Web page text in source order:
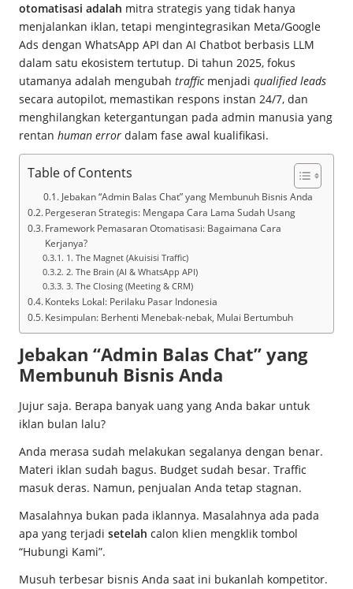
otomatisasi adalah mitra strategis yang tidak hanya
menjalankan iklan, tetapi mengintegrasikan Meta/Google
Ads dengan WhatsApp API dan AI Chatbot berbasis LLM
dalam satu ekosistem tertutup. Di tahun 2025, fokus
utamanya adalah mengubah trafficmenjadi qualified leads
secara autopilot, memastikan respons instan 24/7, dan
menghilangkan ketergantungan pada admin manusia yang
rentan human error dalam fase awal kualifikasi.
Table of Contents
Jebakan “Admin Balas Chat” yang Membunuh Bisnis Anda
Pergeseran Strategis: Mengapa Cara Lama Sudah Usang
Framework Pemasaran Otomatisasi: Bagaimana Cara
Kerjanya?
1. The Magnet (Akuisisi Traffic)
2. The Brain (AI & WhatsApp API)
3. The Closing (Meeting & CRM)
Konteks Lokal: Perilaku Pasar Indonesia
Kesimpulan: Berhenti Menebak-nebak, Mulai Bertumbuh
Jebakan “Admin Balas Chat” yang
Membunuh Bisnis Anda
Jujur saja. Berapa banyak uang yang Anda bakar untuk
iklan bulan lalu?
Anda merasa sudah melakukan segalanya dengan benar.
Materi iklan sudah bagus. Budget sudah besar. Traffic
masuk deras. Namun, penjualan Anda tetap stagnan.
Masalahnya bukan pada iklannya. Masalahnya ada pada
apa yang terjadi setelah calon klien mengklik tombol
“Hubungi Kami”.
Musuh terbesar bisnis Anda saat ini bukanlah kompetitor.